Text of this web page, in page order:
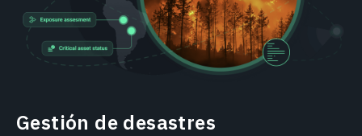
Gestión de desastres